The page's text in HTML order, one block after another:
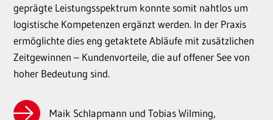
geprägte Leistungsspektrum konnte somit nahtlos um
logistische Kompetenzen ergänzt werden. In der Praxis
ermöglichte dies eng getaktete Abläufe mit zusätzlichen
Zeitgewinnen – Kundenvorteile, die auf offener See von
hoher Bedeutung sind.
Maik Schlapmann und Tobias Wilming,